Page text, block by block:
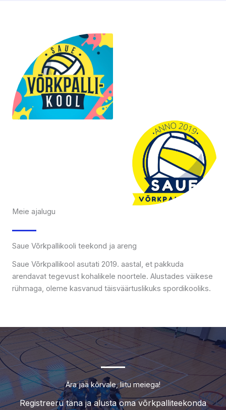
Meie ajalugu
Saue Võrkpallikooli teekond ja areng
Saue Võrkpallikool asutati 2019. aastal, et pakkuda
arendavat tegevust kohalikele noortele. Alustades väikese
rühmaga, oleme kasvanud täisväärtuslikuks spordikooliks.
Ära jää kõrvale, liitu meiega!
Registreeru täna ja alusta oma võrkpalliteekonda